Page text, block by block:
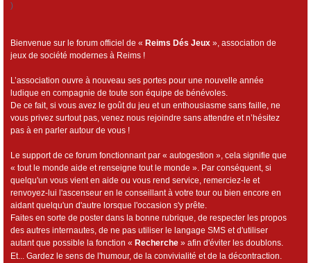
)
Bienvenue sur le forum officiel de « Reims Dés Jeux », association de
jeux de société modernes à Reims !
L’association ouvre à nouveau ses portes pour une nouvelle année
ludique en compagnie de toute son équipe de bénévoles.
De ce fait, si vous avez le goût du jeu et un enthousiasme sans faille, ne
vous privez surtout pas, venez nous rejoindre sans attendre et n’hésitez
pas à en parler autour de vous !
Le support de ce forum fonctionnant par « autogestion », cela signifie que
« tout le monde aide et renseigne tout le monde ». Par conséquent, si
quelqu'un vous vient en aide ou vous rend service, remerciez-le et
renvoyez-lui l'ascenseur en le conseillant à votre tour ou bien encore en
aidant quelqu'un d'autre lorsque l'occasion s'y prête.
Faites en sorte de poster dans la bonne rubrique, de respecter les propos
des autres internautes, de ne pas utiliser le langage SMS et d'utiliser
autant que possible la fonction « Recherche » afin d'éviter les doublons.
Et... Gardez le sens de l'humour, de la convivialité et de la décontraction.